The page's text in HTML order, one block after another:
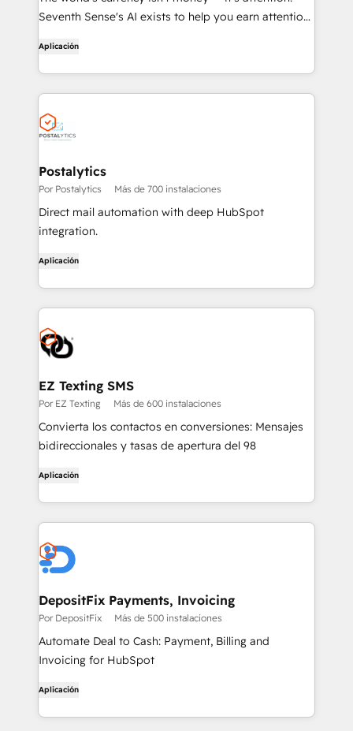
Seventh Sense's AI exists to help you earn attention
Aplicación
Postalytics
Por Postalytics Más de 700 instalaciones
Direct mail automation with deep HubSpot
integration.
Aplicación
EZ Texting SMS
Por EZ Texting Más de 600 instalaciones
Convierta los contactos en conversiones: Mensajes
bidireccionales y tasas de apertura del 98
Aplicación
DepositFix Payments, Invoicing
Por DepositFix Más de 500 instalaciones
Automate Deal to Cash: Payment, Billing and
Invoicing for HubSpot
Aplicación